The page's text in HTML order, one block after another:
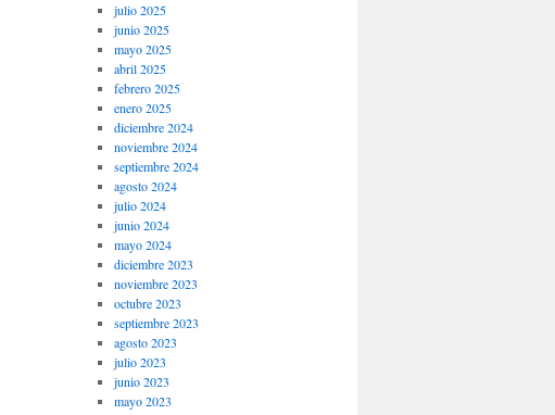
julio 2025
junio 2025
mayo 2025
abril 2025
febrero 2025
enero 2025
diciembre 2024
noviembre 2024
septiembre 2024
agosto 2024
julio 2024
junio 2024
mayo 2024
diciembre 2023
noviembre 2023
octubre 2023
septiembre 2023
agosto 2023
julio 2023
junio 2023
mayo 2023